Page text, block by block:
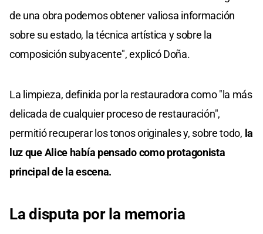
de una obra podemos obtener valiosa información
sobre su estado, la técnica artística y sobre la
composición subyacente", explicó Doña.
La limpieza, definida por la restauradora como "la más
delicada de cualquier proceso de restauración",
permitió recuperar los tonos originales y, sobre todo, la
luz que Alice había pensado como protagonista
principal de la escena.
La disputa por la memoria